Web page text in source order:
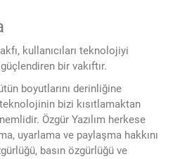
kullanıcıları teknolojiyi
bir vakıftır.
boyutlarını derinliğine
bizi kısıtlamaktan
Özgür Yazılım herkese
uyarlama ve paylaşma hakkını
basın özgürlüğü ve